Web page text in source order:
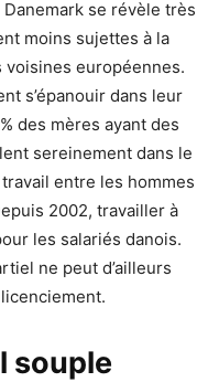
Danemark se révèle très
moins sujettes à la
européennes.
s’épanouir dans leur
des mères ayant des
sereinement dans le
entre les hommes
2002, travailler à
les salariés danois.
ne peut d’ailleurs
souple